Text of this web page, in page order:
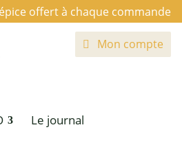
offert à chaque commande
Mon compte
Le journal